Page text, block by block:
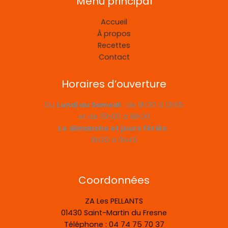
Accueil
À propos
Recettes
Contact
Horaires d’ouverture
Du Lundi au Samedi : de 8h30 à 12H15
et de 15h00 à 18h30
Le dimanche et jours fériés :
8H30 à 11H45
Coordonnées
ZA Les PELLANTS
01430 Saint-Martin du Fresne
Téléphone : 04 74 75 70 37